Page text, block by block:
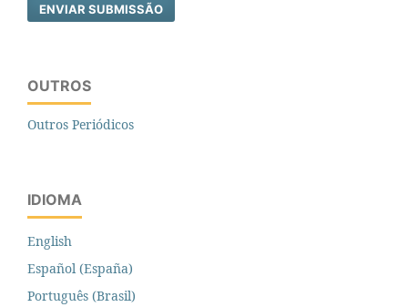
ENVIAR SUBMISSÃO
OUTROS
Outros Periódicos
IDIOMA
English
Español (España)
Português (Brasil)